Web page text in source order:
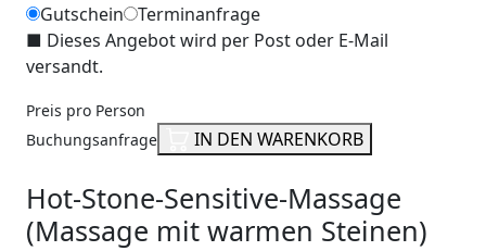
Gutschein
Terminanfrage
■ Dieses Angebot wird per Post oder E-Mail
versandt.
Preis pro Person
Buchungsanfrage
IN DEN WARENKORB
Hot-Stone-Sensitive-Massage
(Massage mit warmen Steinen)